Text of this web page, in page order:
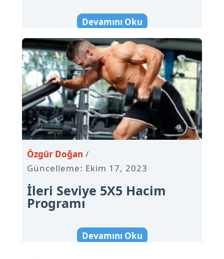
Devamını Oku
İleri Seviye 5X5 Hacim
Programı
Güncelleme: Ekim 17, 2023
Özgür Doğan
Devamını Oku